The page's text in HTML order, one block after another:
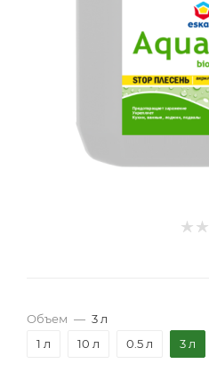
Объем — 3 л
1 л
10 л 0.5 л 3 л